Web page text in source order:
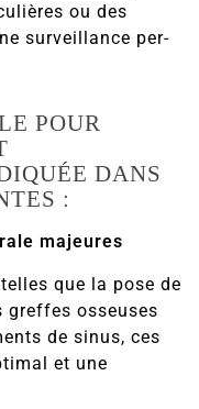
ou des
surveillance per-
POUR
DANS
:
majeures
que la pose de
greffes osseuses
de sinus, ces
et une